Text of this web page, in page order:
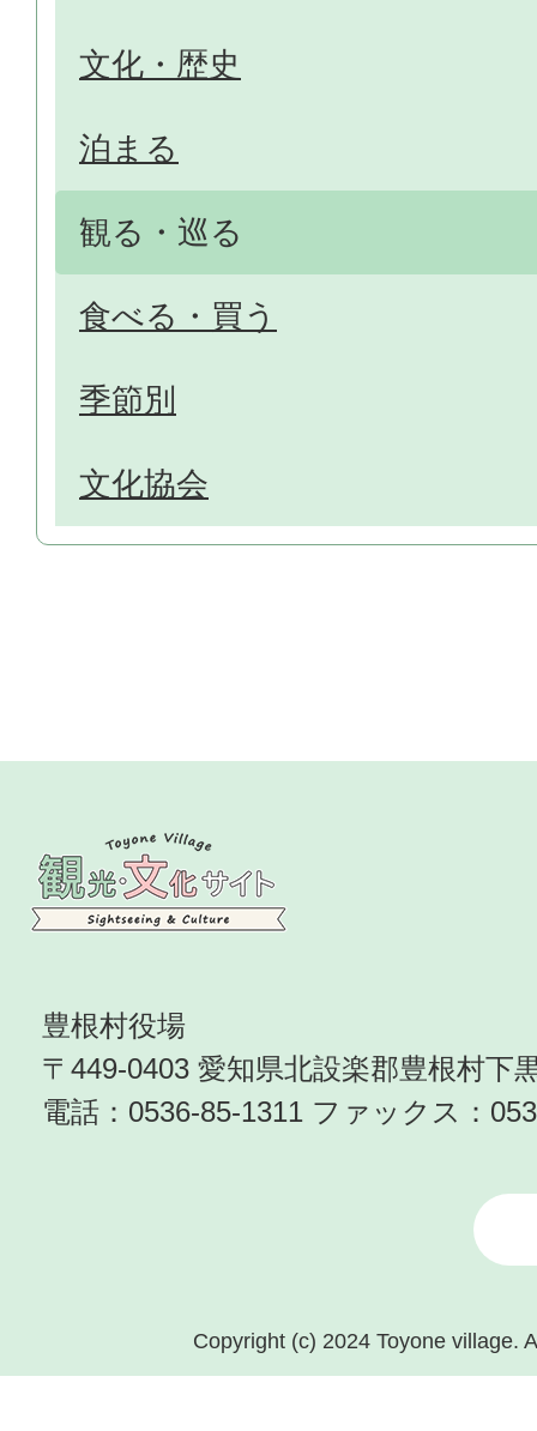
文化・歴史
泊まる
観る・巡る
食べる・買う
季節別
文化協会
豊根村役場
〒449-0403 愛知県北設楽郡豊根村下
電話： 0536-85-1311 ファックス：
Copyright (c) 2024 Toyone village.